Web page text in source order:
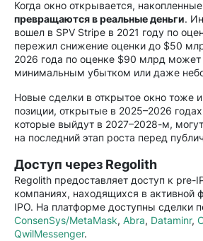
Когда окно открывается,
превращаются в реальные деньги.
вошел в SPV Stripe в 2021 году по
пережил снижение оценки до $50
2026 года по оценке $90 млрд может
минимальным убытком или даже
Новые сделки в открытое окно тоже
позиции, открытые в 2025–2026
которые выйдут в 2027–2028-м,
на последний этап роста перед
Доступ через Regolith
Regolith предоставляет доступ к pre-
компаниях, находящихся в активной
IPO. На платформе доступны сделки
ConsenSys/MetaMask, Abra, Dataminr,
QwilMessenger.